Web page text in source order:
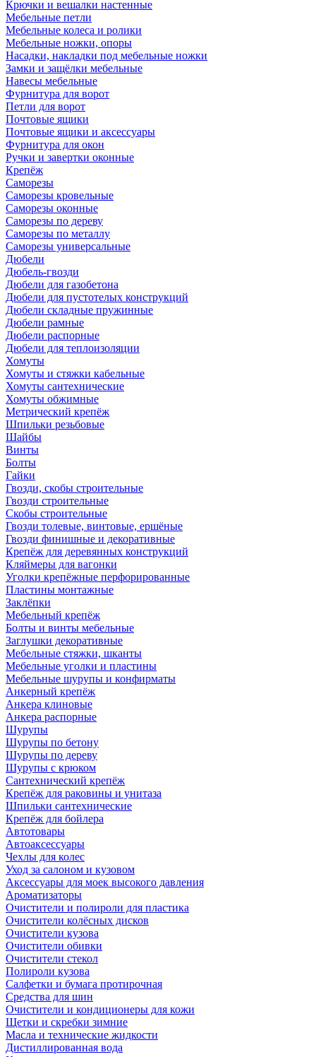
Крючки и вешалки настенные
Мебельные петли
Мебельные колеса и ролики
Мебельные ножки, опоры
Насадки, накладки под мебельные ножки
Замки и защёлки мебельные
Навесы мебельные
Фурнитура для ворот
Петли для ворот
Почтовые ящики
Почтовые ящики и аксессуары
Фурнитура для окон
Ручки и завертки оконные
Крепёж
Саморезы
Саморезы кровельные
Саморезы оконные
Саморезы по дереву
Саморезы по металлу
Саморезы универсальные
Дюбели
Дюбель-гвозди
Дюбели для газобетона
Дюбели для пустотелых конструкций
Дюбели складные пружинные
Дюбели рамные
Дюбели распорные
Дюбели для теплоизоляции
Хомуты
Хомуты и стяжки кабельные
Хомуты сантехнические
Хомуты обжимные
Метрический крепёж
Шпильки резьбовые
Шайбы
Винты
Болты
Гайки
Гвозди, скобы строительные
Гвозди строительные
Скобы строительные
Гвозди толевые, винтовые, ершёные
Гвозди финишные и декоративные
Крепёж для деревянных конструкций
Кляймеры для вагонки
Уголки крепёжные перфорированные
Пластины монтажные
Заклёпки
Мебельный крепёж
Болты и винты мебельные
Заглушки декоративные
Мебельные стяжки, шканты
Мебельные уголки и пластины
Мебельные шурупы и конфирматы
Анкерный крепёж
Анкера клиновые
Анкера распорные
Шурупы
Шурупы по бетону
Шурупы по дереву
Шурупы с крюком
Сантехнический крепёж
Крепёж для раковины и унитаза
Шпильки сантехнические
Крепёж для бойлера
Автотовары
Автоаксессуары
Чехлы для колес
Уход за салоном и кузовом
Аксессуары для моек высокого давления
Ароматизаторы
Очистители и полироли для пластика
Очистители колёсных дисков
Очистители кузова
Очистители обивки
Очистители стекол
Полироли кузова
Салфетки и бумага протирочная
Средства для шин
Очистители и кондиционеры для кожи
Щетки и скребки зимние
Масла и технические жидкости
Дистиллированная вода